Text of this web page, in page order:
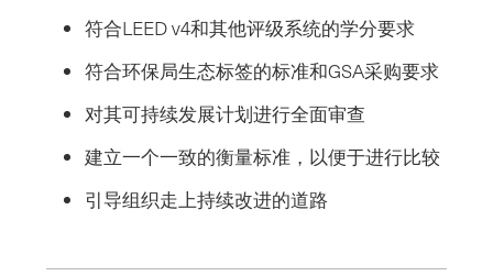
符合LEED v4和其他评级系统的学分要求
符合环保局生态标签的标准和GSA采购要求
对其可持续发展计划进行全面审查
建立一个一致的衡量标准，以便于进行比较
引导组织走上持续改进的道路